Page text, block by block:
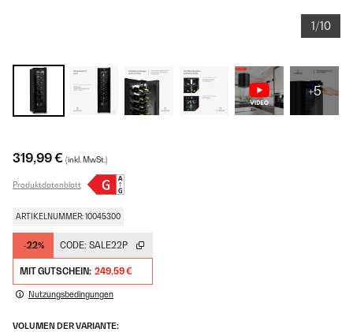
1/10
+5
319,99 € (inkl. MwSt.)
Produktdatenblatt
ARTIKELNUMMER: 10045300
-22% CODE: SALE22P
MIT GUTSCHEIN: 249,59 €
Nutzungsbedingungen
VOLUMEN DER VARIANTE: